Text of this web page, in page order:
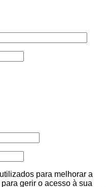
para melhorar a
gerir o acesso à sua